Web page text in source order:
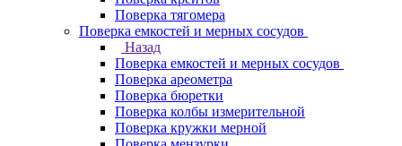
Поверка тягомера
Поверка емкостей и мерных сосудов
Назад
Поверка емкостей и мерных сосудов
Поверка ареометра
Поверка бюретки
Поверка колбы измерительной
Поверка кружки мерной